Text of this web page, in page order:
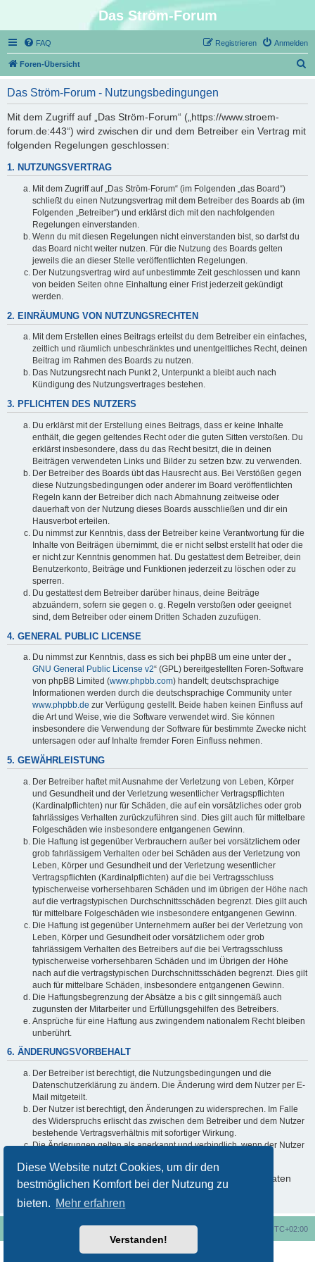
Diese Website nutzt Cookies, um dir den
bestmöglichen Komfort bei der Nutzung zu
bieten. Mehr erfahren
Verstanden!
Das Ström-Forum
FAQ Anmelden
Registrieren
Foren-Übersicht
Das Ström-Forum - Nutzungsbedingungen
Mit dem Zugriff auf „Das Ström-Forum“ („https://www.stroem-
forum.de:443“) wird zwischen dir und dem Betreiber ein Vertrag mit
folgenden Regelungen geschlossen:
1. NUTZUNGSVERTRAG
Mit dem Zugriff auf „Das Ström-Forum“ (im Folgenden „das Board“)
schließt du einen Nutzungsvertrag mit dem Betreiber des Boards ab (im
Folgenden „Betreiber“) und erklärst dich mit den nachfolgenden
Regelungen einverstanden.
Wenn du mit diesen Regelungen nicht einverstanden bist, so darfst du
das Board nicht weiter nutzen. Für die Nutzung des Boards gelten
jeweils die an dieser Stelle veröffentlichten Regelungen.
Der Nutzungsvertrag wird auf unbestimmte Zeit geschlossen und kann
von beiden Seiten ohne Einhaltung einer Frist jederzeit gekündigt
werden.
2. EINRÄUMUNG VON NUTZUNGSRECHTEN
Mit dem Erstellen eines Beitrags erteilst du dem Betreiber ein einfaches,
zeitlich und räumlich unbeschränktes und unentgeltliches Recht, deinen
Beitrag im Rahmen des Boards zu nutzen.
Das Nutzungsrecht nach Punkt 2, Unterpunkt a bleibt auch nach
Kündigung des Nutzungsvertrages bestehen.
3. PFLICHTEN DES NUTZERS
Du erklärst mit der Erstellung eines Beitrags, dass er keine Inhalte
enthält, die gegen geltendes Recht oder die guten Sitten verstoßen. Du
erklärst insbesondere, dass du das Recht besitzt, die in deinen
Beiträgen verwendeten Links und Bilder zu setzen bzw. zu verwenden.
Der Betreiber des Boards übt das Hausrecht aus. Bei Verstößen gegen
diese Nutzungsbedingungen oder anderer im Board veröffentlichten
Regeln kann der Betreiber dich nach Abmahnung zeitweise oder
dauerhaft von der Nutzung dieses Boards ausschließen und dir ein
Hausverbot erteilen.
Du nimmst zur Kenntnis, dass der Betreiber keine Verantwortung für die
Inhalte von Beiträgen übernimmt, die er nicht selbst erstellt hat oder die
er nicht zur Kenntnis genommen hat. Du gestattest dem Betreiber, dein
Benutzerkonto, Beiträge und Funktionen jederzeit zu löschen oder zu
sperren.
Du gestattest dem Betreiber darüber hinaus, deine Beiträge
abzuändern, sofern sie gegen o. g. Regeln verstoßen oder geeignet
sind, dem Betreiber oder einem Dritten Schaden zuzufügen.
4. GENERAL PUBLIC LICENSE
Du nimmst zur Kenntnis, dass es sich bei phpBB um eine unter der „
GNU General Public License v2“ (GPL) bereitgestellten Foren-Software
von phpBB Limited (www.phpbb.com) handelt; deutschsprachige
Informationen werden durch die deutschsprachige Community unter
www.phpbb.de zur Verfügung gestellt. Beide haben keinen Einfluss auf
die Art und Weise, wie die Software verwendet wird. Sie können
insbesondere die Verwendung der Software für bestimmte Zwecke nicht
untersagen oder auf Inhalte fremder Foren Einfluss nehmen.
5. GEWÄHRLEISTUNG
Der Betreiber haftet mit Ausnahme der Verletzung von Leben, Körper
und Gesundheit und der Verletzung wesentlicher Vertragspflichten
(Kardinalpflichten) nur für Schäden, die auf ein vorsätzliches oder grob
fahrlässiges Verhalten zurückzuführen sind. Dies gilt auch für mittelbare
Folgeschäden wie insbesondere entgangenen Gewinn.
Die Haftung ist gegenüber Verbrauchern außer bei vorsätzlichem oder
grob fahrlässigem Verhalten oder bei Schäden aus der Verletzung von
Leben, Körper und Gesundheit und der Verletzung wesentlicher
Vertragspflichten (Kardinalpflichten) auf die bei Vertragsschluss
typischerweise vorhersehbaren Schäden und im übrigen der Höhe nach
auf die vertragstypischen Durchschnittsschäden begrenzt. Dies gilt auch
für mittelbare Folgeschäden wie insbesondere entgangenen Gewinn.
Die Haftung ist gegenüber Unternehmern außer bei der Verletzung von
Leben, Körper und Gesundheit oder vorsätzlichem oder grob
fahrlässigem Verhalten des Betreibers auf die bei Vertragsschluss
typischerweise vorhersehbaren Schäden und im Übrigen der Höhe
nach auf die vertragstypischen Durchschnittsschäden begrenzt. Dies gilt
auch für mittelbare Schäden, insbesondere entgangenen Gewinn.
Die Haftungsbegrenzung der Absätze a bis c gilt sinngemäß auch
zugunsten der Mitarbeiter und Erfüllungsgehilfen des Betreibers.
Ansprüche für eine Haftung aus zwingendem nationalem Recht bleiben
unberührt.
6. ÄNDERUNGSVORBEHALT
Der Betreiber ist berechtigt, die Nutzungsbedingungen und die
Datenschutzerklärung zu ändern. Die Änderung wird dem Nutzer per E-
Mail mitgeteilt.
Der Nutzer ist berechtigt, den Änderungen zu widersprechen. Im Falle
des Widerspruchs erlischt das zwischen dem Betreiber und dem Nutzer
bestehende Vertragsverhältnis mit sofortiger Wirkung.
Die Änderungen gelten als anerkannt und verbindlich, wenn der Nutzer
Informationen über den Umgang mit deinen persönlichen Daten
sind in der Datenschutzerklärung enthalten.
Foren-Übersicht UTC+02:00
Alle Cookies löschen
Nutzungsbedingungen
Datenschutzerklärung